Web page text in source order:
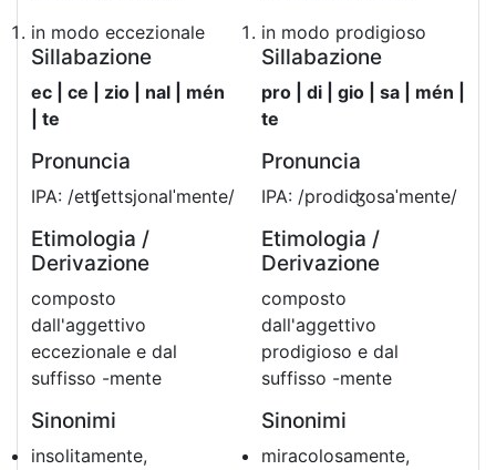
in modo eccezionale
Sillabazione
ec | ce | zio | nal | mén
| te
Pronuncia
IPA: /etʧettsjonalˈmente/
Etimologia /
Derivazione
composto
dall'aggettivo
eccezionale e dal
suffisso -mente
Sinonimi
insolitamente,
in modo prodigioso
Sillabazione
pro | di | gio | sa | mén |
te
Pronuncia
IPA: /prodiʤosaˈmente/
Etimologia /
Derivazione
composto
dall'aggettivo
prodigioso e dal
suffisso -mente
Sinonimi
miracolosamente,